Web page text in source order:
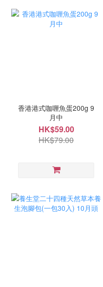
香港港式咖喱魚蛋200g 9
月中
HK$59.00
HK$79.00